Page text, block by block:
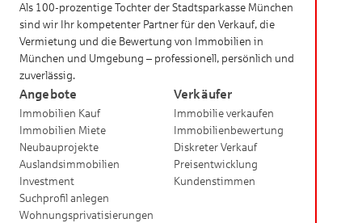
Als 100-prozentige Tochter der Stadtsparkasse München
sind wir Ihr kompetenter Partner für den Verkauf, die
Vermietung und die Bewertung von Immobilien in
München und Umgebung – professionell, persönlich und
zuverlässig.
Angebote
Immobilien Kauf
Immobilien Miete
Neubauprojekte
Auslandsimmobilien
Investment
Suchprofil anlegen
Wohnungsprivatisierungen
Verkäufer
Immobilie verkaufen
Immobilienbewertung
Diskreter Verkauf
Preisentwicklung
Kundenstimmen